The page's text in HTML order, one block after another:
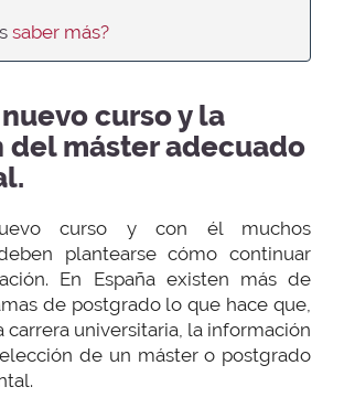
saber más?
curso y la
máster adecuado
curso y con él muchos
plantearse cómo continuar
En España existen más de
de postgrado lo que hace que,
carrera universitaria, la información
de un máster o postgrado